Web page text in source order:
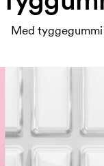
Med